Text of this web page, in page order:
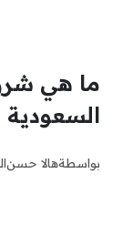
ما هي
السعودية 2024
بواسطةهالا حسن